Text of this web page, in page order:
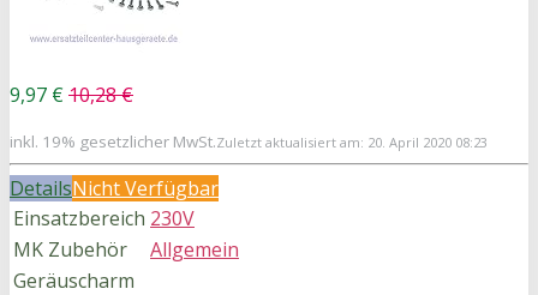
9,97 € 10,28 €
inkl. 19% gesetzlicher MwSt.Zuletzt aktualisiert am: 20. April 2020 08:23
DetailsNicht Verfügbar
Einsatzbereich 230V
MK Zubehör
Allgemein
Geräuscharm